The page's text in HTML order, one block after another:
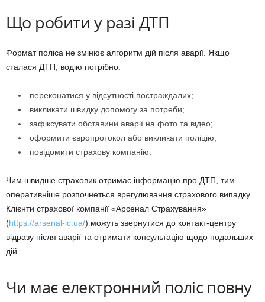
Що робити у разі ДТП
Формат поліса не змінює алгоритм дій після аварії. Якщо
сталася ДТП, водію потрібно:
переконатися у відсутності постраждалих;
викликати швидку допомогу за потреби;
зафіксувати обставини аварії на фото та відео;
оформити європротокол або викликати поліцію;
повідомити страхову компанію.
Чим швидше страховик отримає інформацію про ДТП, тим
оперативніше розпочнеться врегулювання страхового випадку.
Клієнти страхової компанії «Арсенал Страхування»
(https://arsenal-ic.ua/) можуть звернутися до контакт-центру
відразу після аварії та отримати консультацію щодо подальших
дій.
Чи має електронний поліс повну